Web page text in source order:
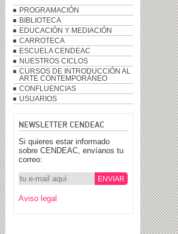
PROGRAMACIÓN
BIBLIOTECA
EDUCACIÓN Y MEDIACIÓN
CARROTECA
ESCUELA CENDEAC
NUESTROS CICLOS
CURSOS DE INTRODUCCIÓN AL
ARTE CONTEMPORÁNEO
CONFLUENCIAS
USUARIOS
NEWSLETTER CENDEAC
Si quieres estar informado
sobre CENDEAC, envíanos tu
correo:
Aviso legal